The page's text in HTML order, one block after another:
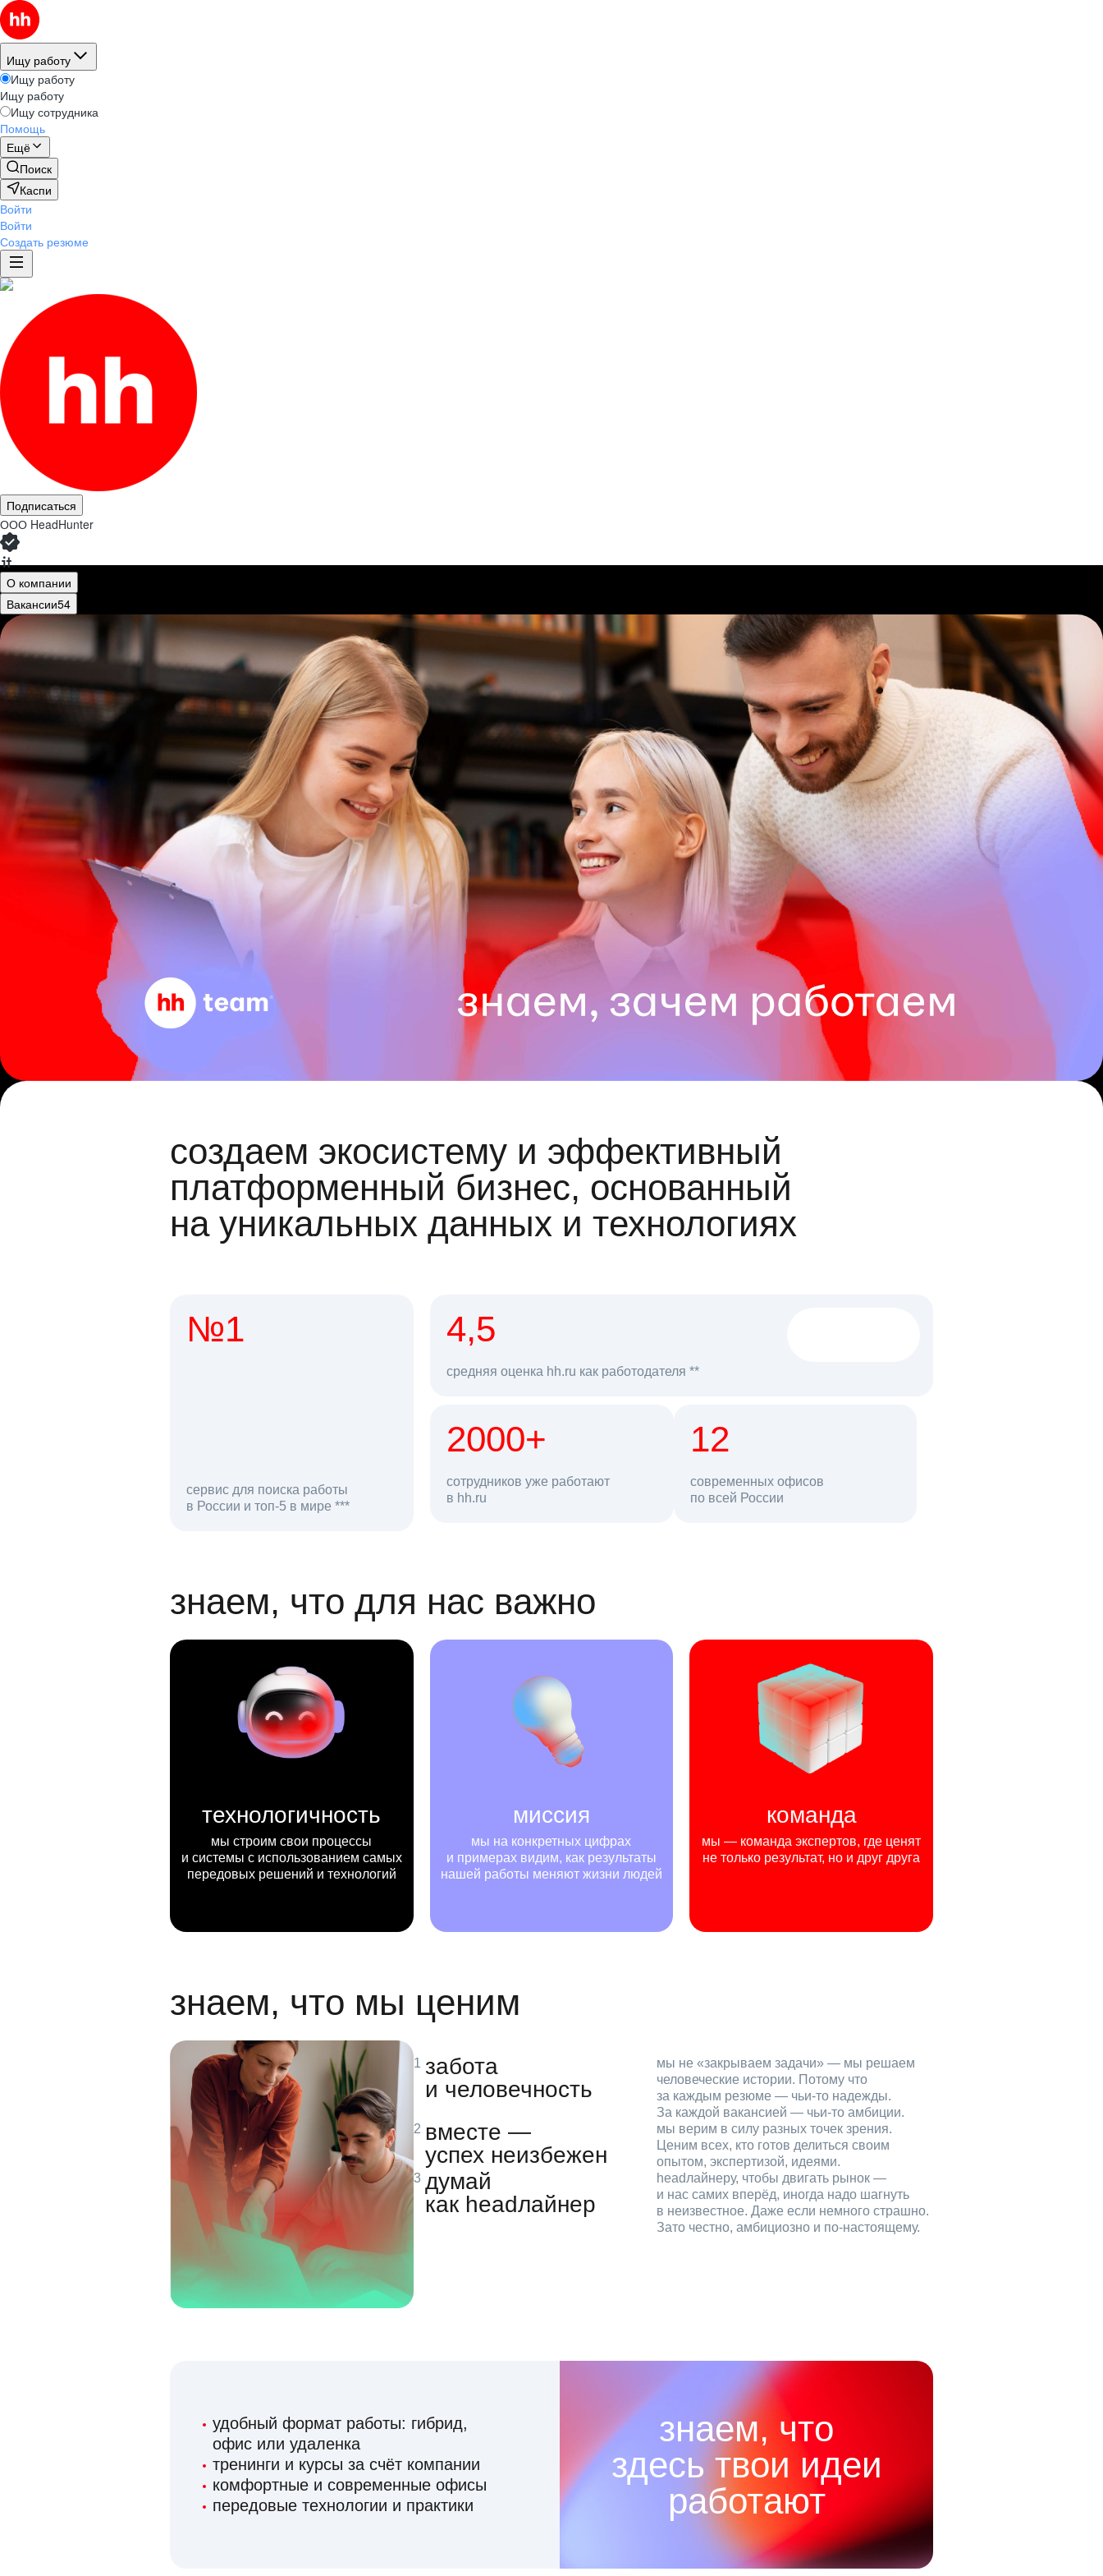
Ищу работу
Ищу работу
Ищу работу
Ищу сотрудника
Помощь
Ещё
Поиск
Каспи
Войти
Войти
Создать резюме
Подписаться
ООО HeadHunter
О компании
Вакансии54
создаем экосистему и эффективный
платформенный бизнес, основанный
на уникальных данных и технологиях
№1
сервис для поиска работы
в России и топ-5 в мире ***
откликов на вакансии
4,5
средняя оценка hh.ru как работодателя **
2000+
сотрудников уже работают
в hh.ru
68 млн 12
современных офисов
по всей Россиипользователей в день
знаем, что для нас важно
технологичность
мы строим свои процессы
и системы с использованием самых
передовых решений и технологий
миссия
мы на конкретных цифрах
и примерах видим, как результаты
нашей работы меняют жизни людей
команда
мы — команда экспертов, где ценят
не только результат, но и друг друга
знаем, что мы ценим
забота
и человечность
мы не «закрываем задачи» — мы решаем
человеческие истории. Потому что
за каждым резюме — чьи‑то надежды.
За каждой вакансией — чьи‑то амбиции.
вместе —
успех неизбежен
мы верим в силу разных точек зрения.
Ценим всех, кто готов делиться своим
опытом, экспертизой, идеями.
думай
как headлайнер
headлайнеру, чтобы двигать рынок —
и нас самих вперёд, иногда надо шагнуть
в неизвестное. Даже если немного страшно.
Зато честно, амбициозно и по‑настоящему.
удобный формат работы: гибрид,
офис или удаленка
тренинги и курсы за счёт компании
комфортные и современные офисы
передовые технологии и практики
знаем, что
здесь твои идеи
работают